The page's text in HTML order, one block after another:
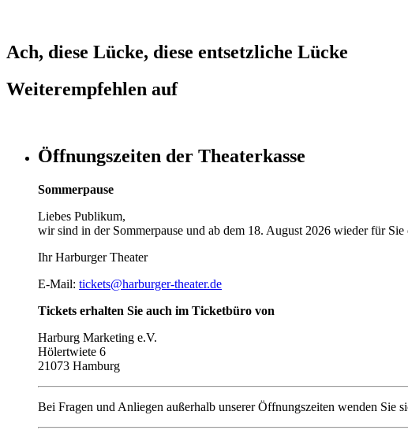
Ach, diese Lücke, diese entsetzliche Lücke
Weiterempfehlen auf
Öffnungszeiten der Theaterkasse
Sommerpause
Liebes Publikum,
wir sind in der Sommerpause und ab dem 18. August 2026 wieder für Sie
Ihr Harburger Theater
E-Mail: tickets@harburger-theater.de
Tickets erhalten Sie auch im Ticketbüro von
Harburg Marketing e.V.
Hölertwiete 6
21073 Hamburg
Bei Fragen und Anliegen außerhalb unserer Öffnungszeiten wenden Sie